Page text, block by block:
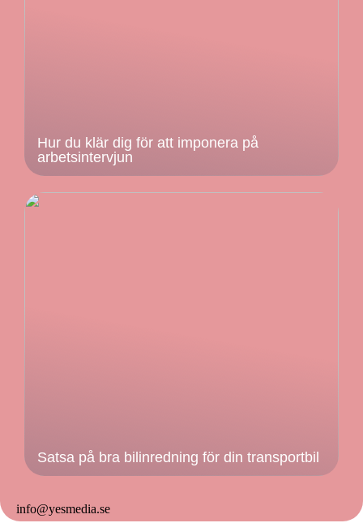
Hur du klär dig för att imponera på
arbetsintervjun
Satsa på bra bilinredning för din transportbil
info@yesmedia.se